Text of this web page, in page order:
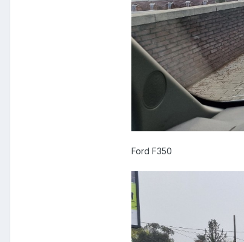
Ford F350